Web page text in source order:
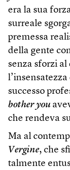
era la sua
surreale
premessa
della gente
senza sforzi
successo
bother you
che rendeva
Ma al
Vergine, che
talmente